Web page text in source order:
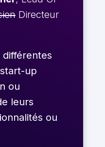
Directeur
différentes
up
ou
leurs
ou